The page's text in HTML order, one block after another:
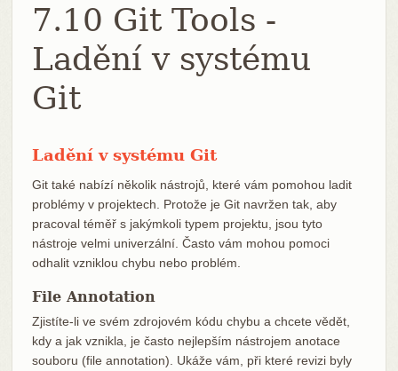
7.10 Git Tools -
Ladění v systému
Git
Ladění v systému Git
Git také nabízí několik nástrojů, které vám pomohou ladit
problémy v projektech. Protože je Git navržen tak, aby
pracoval téměř s jakýmkoli typem projektu, jsou tyto
nástroje velmi univerzální. Často vám mohou pomoci
odhalit vzniklou chybu nebo problém.
File Annotation
Zjistíte-li ve svém zdrojovém kódu chybu a chcete vědět,
kdy a jak vznikla, je často nejlepším nástrojem anotace
souboru (file annotation). Ukáže vám, při které revizi byly